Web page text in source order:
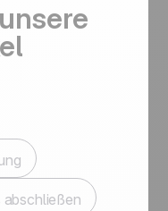
abschließen